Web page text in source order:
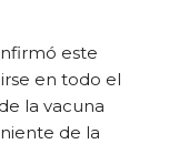
este
en todo el
la vacuna
de la